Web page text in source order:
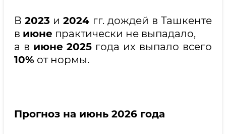
В 2023 и 2024 гг. дождей в Ташкенте
в июне практически не выпадало,
а в июне 2025 года их выпало всего
10% от нормы.
Прогноз на июнь 2026 года